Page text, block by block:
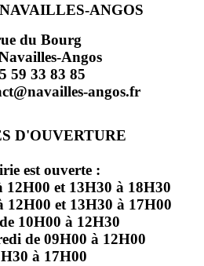
ANGOS
du Bourg
Angos
59 33 83 85
angos.fr
D'OUVERTURE
est ouverte :
et 13H30 à 18H30
12H00 et 13H30 à 17H00
10H00 à 12H30
de 09H00 à 12H00
à 17H00